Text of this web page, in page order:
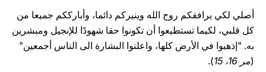
أصلي لكي يرافقكم روح الله وينيركم دائما، وأبارككم جميعا من
كل قلبي، لكيما تستطيعوا أن تكونوا حقا شهودًا للإنجيل ومبشرين
به. "إذهبوا في الأرض كلها، واعلنوا البشارة الى الناس أجمعين"
(مر 16، 15
).